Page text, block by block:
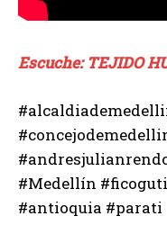
Escuche: TEJIDO
#Medellín
#antioquia #parati